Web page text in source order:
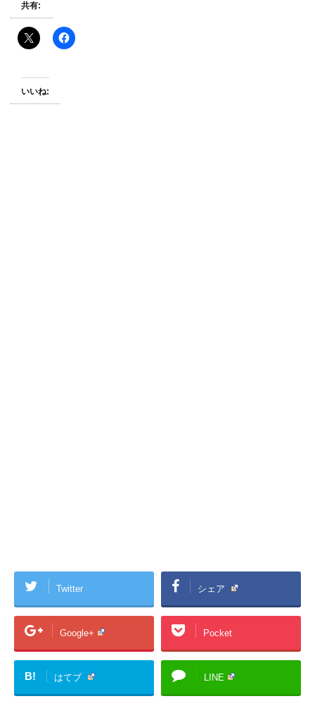
共有:
いいね:
Twitter シェア
Google+ Pocket
B! はてブ LINE